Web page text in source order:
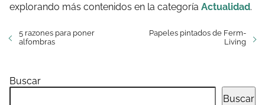
explorando más contenidos en la categoría Actualidad.
5 razones para poner
alfombras
Papeles pintados de Ferm-
Living
Buscar
Buscar